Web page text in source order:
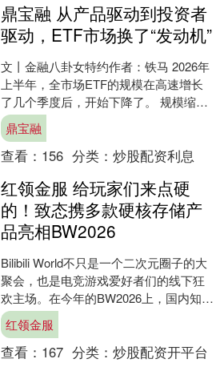
鼎宝融 从产品驱动到投资者
驱动，ETF市场换了“发动机”
文丨金融八卦女特约作者：铁马 2026年
上半年，全市场ETF的规模在高速增长
了几个季度后，开始下降了。 规模缩水
的另一面，是科技主题ETF逆势爆发，
头部机构座次....
鼎宝融
查看： 156 分类： 炒股配资利息
红领金服 给玩家们来点硬
的！致态携多款硬核存储产
品亮相BW2026
Bilibili World不只是一个二次元圈子的大
聚会，也是电竞游戏爱好者们的线下狂
欢主场。在今年的BW2026上，国内知名
存储品牌致态就给大家带来了不少过
硬....
红领金服
查看： 167 分类： 炒股配资开平台